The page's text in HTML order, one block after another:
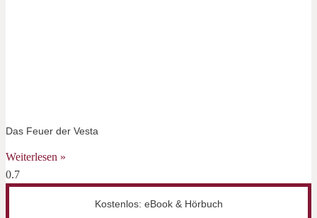
Das Feuer der Vesta
Weiterlesen »
Kostenlos: eBook & Hörbuch